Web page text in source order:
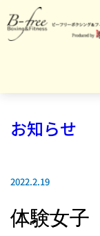
お知らせ
2022.2.19
体験女子